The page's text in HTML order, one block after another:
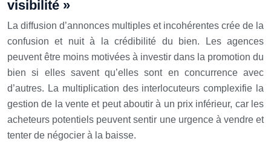
visibilité »
La diffusion d’annonces multiples et incohérentes crée de la
confusion et nuit à la crédibilité du bien. Les agences
peuvent être moins motivées à investir dans la promotion du
bien si elles savent qu’elles sont en concurrence avec
d’autres. La multiplication des interlocuteurs complexifie la
gestion de la vente et peut aboutir à un prix inférieur, car les
acheteurs potentiels peuvent sentir une urgence à vendre et
tenter de négocier à la baisse.